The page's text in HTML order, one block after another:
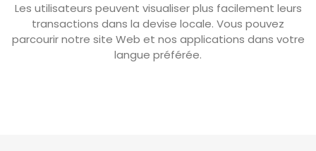
Les utilisateurs peuvent visualiser plus facilement leurs
transactions dans la devise locale. Vous pouvez
parcourir notre site Web et nos applications dans votre
langue préférée.